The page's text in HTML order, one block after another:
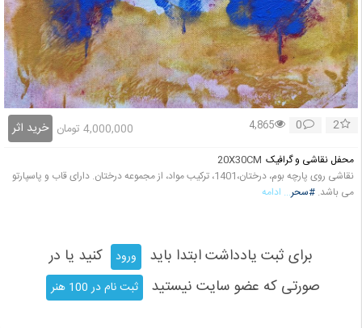
2
0
4,865
4,000,000 تومان خرید اثر
محفل نقاشی و گرافیک 20X30CM
نقاشی روی پارچه بوم، درختان،1401، ترکیب مواد، از مجموعه درختان. دارای قاب و پاسپارتو
می باشد. #سحر... ادامه
برای ثبت یادداشت ابتدا باید ورود
کنید یا در
صورتی که عضو سایت نیستید
ثبت نام در 100 هنر